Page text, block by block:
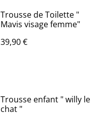
Trousse de Toilette "
Mavis visage femme"
39,90 €
Trousse enfant " willy le
chat "